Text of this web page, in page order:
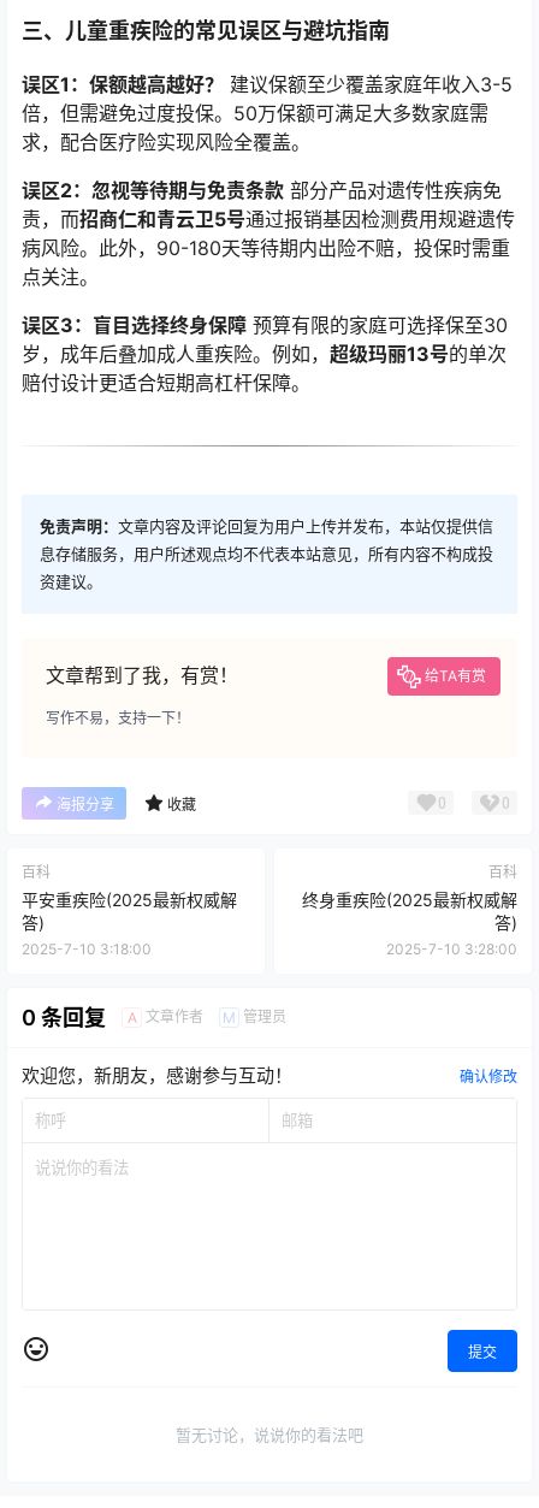
三、儿童重疾险的常见误区与避坑指南
误区1：保额越高越好？
建议保额至少覆盖家庭年收入3-5
倍，但需避免过度投保。50万保额可满足大多数家庭需
求，配合医疗险实现风险全覆盖。
误区2：忽视等待期与免责条款 部分产品对遗传性疾病免
责，而招商仁和青云卫5号通过报销基因检测费用规避遗传
病风险。此外，90-180天等待期内出险不赔，投保时需重
点关注。
误区3：盲目选择终身保障 预算有限的家庭可选择保至30
岁，成年后叠加成人重疾险。例如， 超级玛丽13号的单次
赔付设计更适合短期高杠杆保障。
免责声明： 文章内容及评论回复为用户上传并发布，本站仅提供信
息存储服务，用户所述观点均不代表本站意见，所有内容不构成投
资建议。
文章帮到了我，有赏！ 给TA有赏
写作不易，支持一下！
海报分享 收藏 0 0
百科
平安重疾险(2025最新权威解
答)
2025-7-10 3:18:00
百科
终身重疾险(2025最新权威解
答)
2025-7-10 3:28:00
0 条回复 A 文章作者 M 管理员
欢迎您，新朋友，感谢参与互动！ 确认修改
提交
暂无讨论，说说你的看法吧